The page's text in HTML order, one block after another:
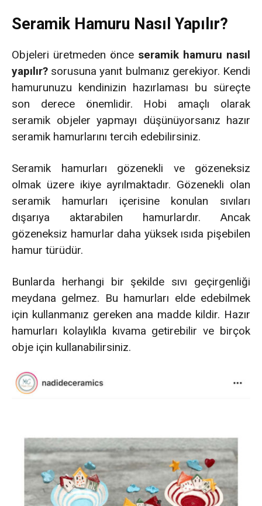
Seramik Hamuru Nasıl Yapılır?
Objeleri üretmeden önce seramik hamuru nasıl
yapılır? sorusuna yanıt bulmanız gerekiyor. Kendi
hamurunuzu kendinizin hazırlaması bu süreçte
son derece önemlidir. Hobi amaçlı olarak
seramik objeler yapmayı düşünüyorsanız hazır
seramik hamurlarını tercih edebilirsiniz.
Seramik hamurları gözenekli ve gözeneksiz
olmak üzere ikiye ayrılmaktadır. Gözenekli olan
seramik hamurları içerisine konulan sıvıları
dışarıya aktarabilen hamurlardır. Ancak
gözeneksiz hamurlar daha yüksek ısıda pişebilen
hamur türüdür.
Bunlarda herhangi bir şekilde sıvı geçirgenliği
meydana gelmez. Bu hamurları elde edebilmek
için kullanmanız gereken ana madde kildir. Hazır
hamurları kolaylıkla kıvama getirebilir ve birçok
obje için kullanabilirsiniz.